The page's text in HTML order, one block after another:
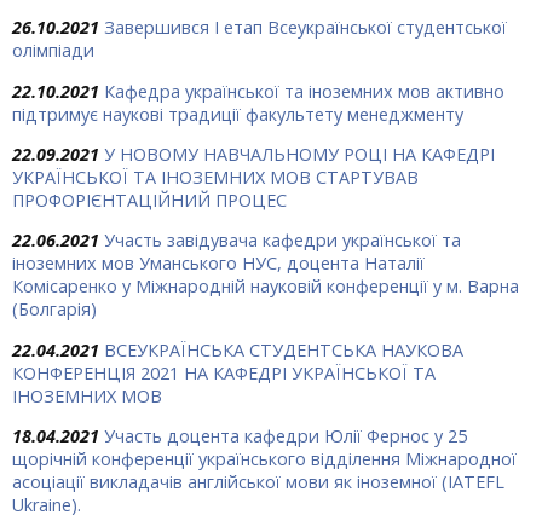
26.10.2021 Завершився І етап Всеукраїнської студентської
олімпіади
22.10.2021 Кафедра української та іноземних мов активно
підтримує наукові традиції факультету менеджменту
22.09.2021 У НОВОМУ НАВЧАЛЬНОМУ РОЦІ НА КАФЕДРІ
УКРАЇНСЬКОЇ ТА ІНОЗЕМНИХ МОВ СТАРТУВАВ
ПРОФОРІЄНТАЦІЙНИЙ ПРОЦЕС
22.06.2021 Участь завідувача кафедри української та
іноземних мов Уманського НУС, доцента Наталії
Комісаренко у Міжнародній науковій конференції у м. Варна
(Болгарія)
22.04.2021 ВСЕУКРАЇНСЬКА СТУДЕНТСЬКА НАУКОВА
КОНФЕРЕНЦІЯ 2021 НА КАФЕДРІ УКРАЇНСЬКОЇ ТА
ІНОЗЕМНИХ МОВ
18.04.2021 Участь доцента кафедри Юлії Фернос у 25
щорічній конференції українського відділення Міжнародної
асоціації викладачів англійської мови як іноземної (IATEFL
Ukraine).